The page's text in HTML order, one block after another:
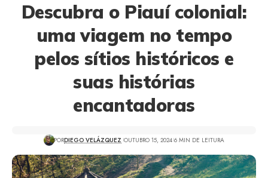
Descubra o Piauí colonial:
uma viagem no tempo
pelos sítios históricos e
suas histórias
encantadoras
PORDIEGO VELÁZQUEZ OUTUBRO 15, 2024 6 MIN DE LEITURA